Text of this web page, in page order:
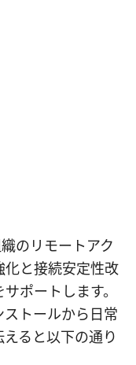
のリモートアク
化と接続安定性改
ポートします。
トールから日常
ると以下の通り